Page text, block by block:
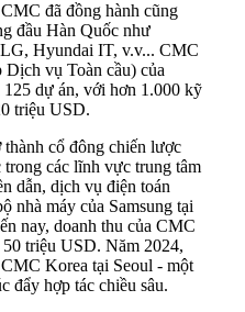
đã đồng hành cũng
đầu Hàn Quốc như
Hyundai IT, v.v... CMC
vụ Toàn cầu) của
125 dự án, với hơn 1.000 kỹ
triệu USD.
cổ đông chiến lược
các lĩnh vực trung tâm
dẫn, dịch vụ điện toán
nhà máy của Samsung tại
nay, doanh thu của CMC
triệu USD. Năm 2024,
Korea tại Seoul - một
đẩy hợp tác chiều sâu.